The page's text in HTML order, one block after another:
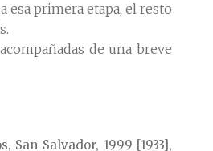
primera etapa, el resto
de una breve
San Salvador, 1999 [1933],